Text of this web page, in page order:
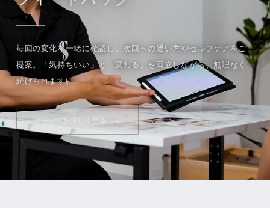
毎回の変化を一緒に確認し、次回への通い方やセルフケアをご
提案。「気持ちいい」と「変わる」を両立しながら、無理なく
続けられます。
メソッドを詳しく見る